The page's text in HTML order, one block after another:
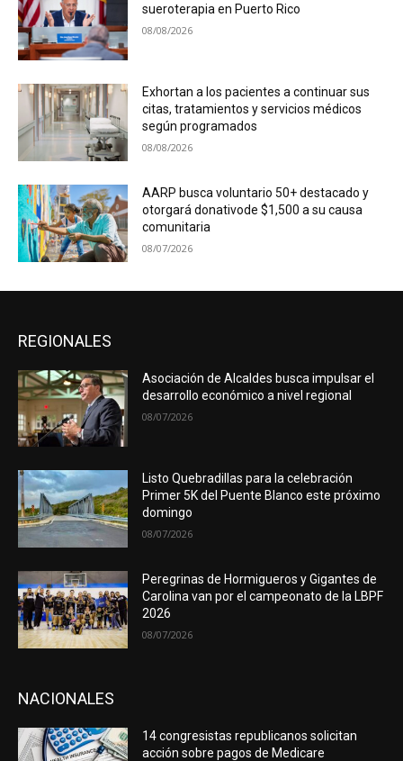
sueroterapia en Puerto Rico
08/08/2026
Exhortan a los pacientes a continuar sus
citas, tratamientos y servicios médicos
según programados
08/08/2026
AARP busca voluntario 50+ destacado y
otorgará donativode $1,500 a su causa
comunitaria
08/07/2026
REGIONALES
Asociación de Alcaldes busca impulsar el
desarrollo económico a nivel regional
08/07/2026
Listo Quebradillas para la celebración
Primer 5K del Puente Blanco este próximo
domingo
08/07/2026
Peregrinas de Hormigueros y Gigantes de
Carolina van por el campeonato de la LBPF
2026
08/07/2026
NACIONALES
14 congresistas republicanos solicitan
acción sobre pagos de Medicare